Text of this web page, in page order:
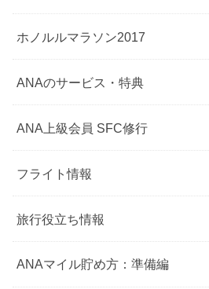
ホノルルマラソン2017
ANAのサービス・特典
ANA上級会員 SFC修行
フライト情報
旅行役立ち情報
ANAマイル貯め方：準備編